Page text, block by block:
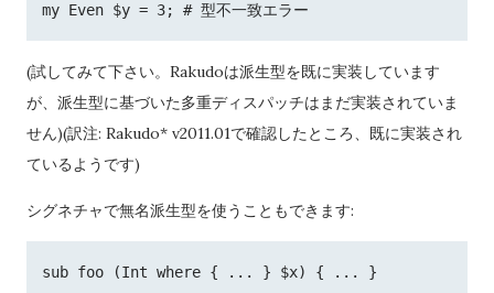
(試してみて下さい。Rakudoは派生型を既に実装しています
が、派生型に基づいた多重ディスパッチはまだ実装されていま
せん)(訳注: Rakudo* v2011.01で確認したところ、既に実装され
ているようです)
シグネチャで無名派生型を使うこともできます:
sub foo (Int where { ... } $x) { ... }